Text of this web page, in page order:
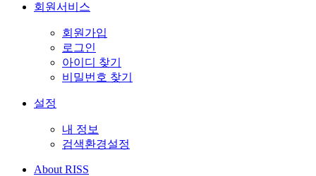
회원서비스
회원가입
로그인
아이디 찾기
비밀번호 찾기
설정
내 정보
검색환경설정
About RISS